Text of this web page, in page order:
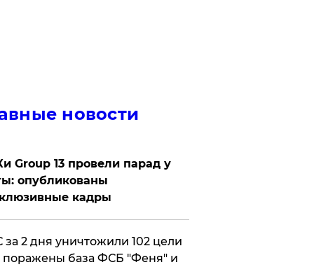
новости
Group 13 провели парад у
опубликованы
кадры
за 2 дня уничтожили 102 цели
база ФСБ "Феня" и